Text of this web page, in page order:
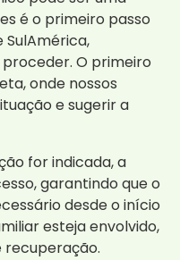
é o primeiro passo
SulAmérica,
O primeiro
onde nossos
e sugerir a
for indicada, a
garantindo que o
desde o início
esteja envolvido,
recuperação.